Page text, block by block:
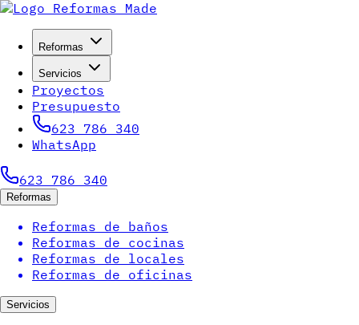
Reformas
Servicios
Proyectos
Presupuesto
623 786 340
WhatsApp
623 786 340
Reformas
Reformas de baños
Reformas de cocinas
Reformas de locales
Reformas de oficinas
Servicios